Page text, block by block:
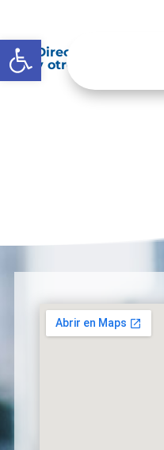
Abrir barra de
Directorio de
y otros grupos de